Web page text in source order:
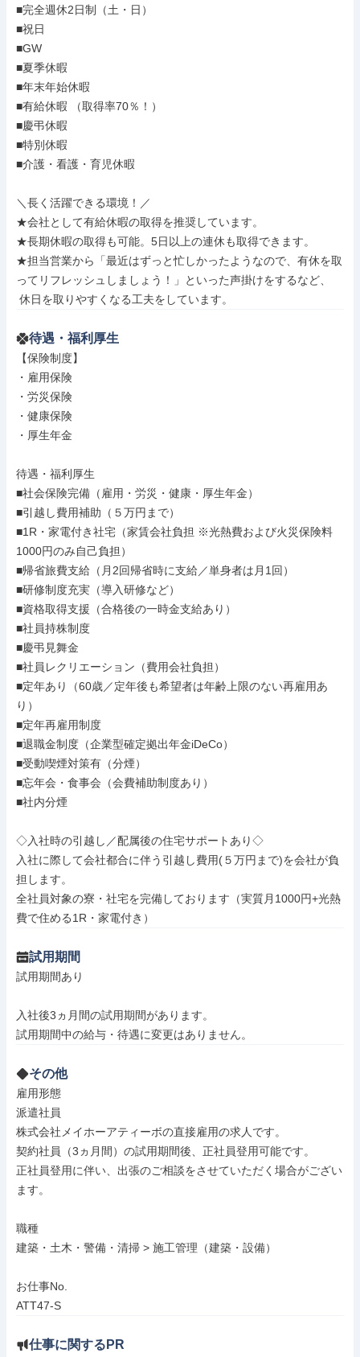
■完全週休2日制（土・日）
■祝日
■GW
■夏季休暇
■年末年始休暇
■有給休暇 （取得率70％！）
■慶弔休暇
■特別休暇
■介護・看護・育児休暇
＼長く活躍できる環境！／
★会社として有給休暇の取得を推奨しています。
★長期休暇の取得も可能。5日以上の連休も取得できます。
★担当営業から「最近はずっと忙しかったようなので、有休を取
ってリフレッシュしましょう！」といった声掛けをするなど、
休日を取りやすくなる工夫をしています。
待遇・福利厚生
【保険制度】
・雇用保険
・労災保険
・健康保険
・厚生年金
待遇・福利厚生
■社会保険完備（雇用・労災・健康・厚生年金）
■引越し費用補助（５万円まで）
■1R・家電付き社宅（家賃会社負担 ※光熱費および火災保険料
1000円のみ自己負担）
■帰省旅費支給（月2回帰省時に支給／単身者は月1回）
■研修制度充実（導入研修など）
■資格取得支援（合格後の一時金支給あり）
■社員持株制度
■慶弔見舞金
■社員レクリエーション（費用会社負担）
■定年あり（60歳／定年後も希望者は年齢上限のない再雇用あ
り）
■定年再雇用制度
■退職金制度（企業型確定拠出年金iDeCo）
■受動喫煙対策有（分煙）
■忘年会・食事会（会費補助制度あり）
■社内分煙
◇入社時の引越し／配属後の住宅サポートあり◇
入社に際して会社都合に伴う引越し費用(５万円まで)を会社が負
担します。
全社員対象の寮・社宅を完備しております（実質月1000円+光熱
費で住める1R・家電付き）
試用期間
試用期間あり
入社後3ヵ月間の試用期間があります。
試用期間中の給与・待遇に変更はありません。
その他
雇用形態
派遣社員
株式会社メイホーアティーボの直接雇用の求人です。
契約社員（3ヵ月間）の試用期間後、正社員登用可能です。
正社員登用に伴い、出張のご相談をさせていただく場合がござい
ます。
職種
建築・土木・警備・清掃 > 施工管理（建築・設備）
お仕事No.
ATT47-S
仕事に関するPR